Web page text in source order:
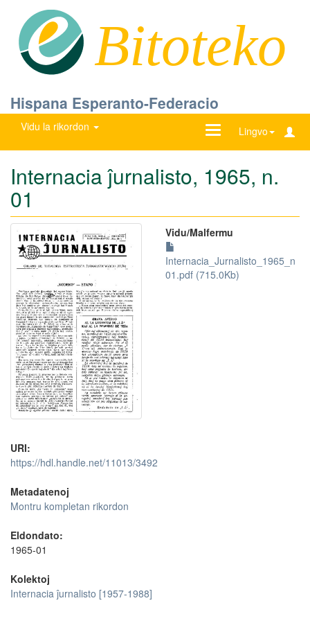
Bitoteko
Hispana Esperanto-Federacio
Vidu la rikordon Lingvo
Ŝanĝu
Internacia ĵurnalisto, 1965, n.
01
Vidu/Malfermu
Internacia_Jurnalisto_1965_n
01.pdf (715.0Kb)
URI:
https://hdl.handle.net/11013/3492
Metadatenoj
Montru kompletan rikordon
Eldondato:
1965-01
Kolektoj
Internacia ĵurnalisto [1957-1988]